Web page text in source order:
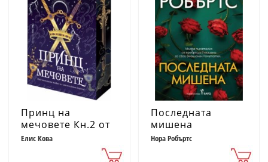
Принц на
мечовете Кн.2 от
Академия
"Аркана" (с цветни
Елис Кова
Последната
мишена
Нора Робъртс